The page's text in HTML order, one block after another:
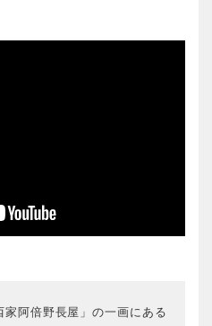
阿倍野長屋」の一画にある